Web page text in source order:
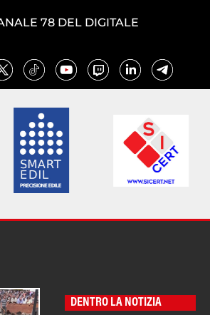
78 DEL DIGITALE
DENTRO LA NOTIZIA